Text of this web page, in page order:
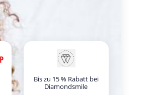
Bis zu 15 % Rabatt bei
Diamondsmile